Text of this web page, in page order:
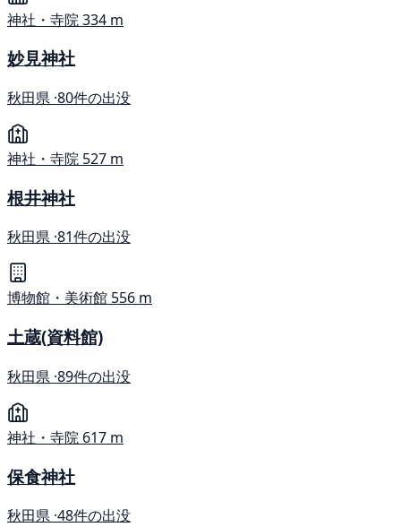
神社・寺院334 m
妙見神社
秋田県 ·80件の出没
神社・寺院 527 m
根井神社
秋田県 ·81件の出没
博物館・美術館 556 m
土蔵(資料館)
秋田県 ·89件の出没
神社・寺院 617 m
保食神社
秋田県 ·48件の出没